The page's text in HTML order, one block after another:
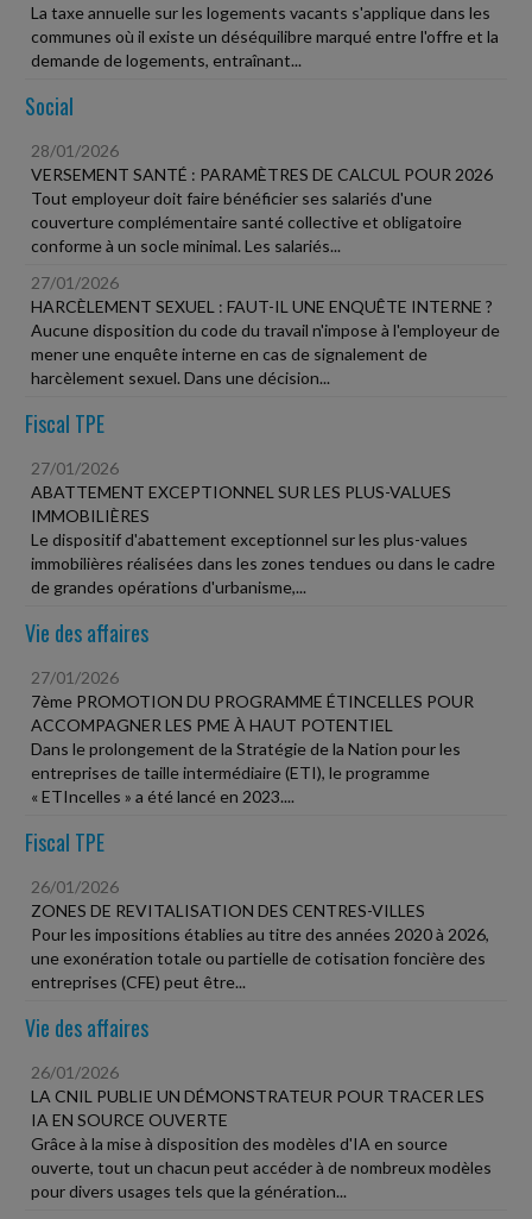
La taxe annuelle sur les logements vacants s'applique dans les
communes où il existe un déséquilibre marqué entre l'offre et la
demande de logements, entraînant...
Social
28/01/2026
VERSEMENT SANTÉ : PARAMÈTRES DE CALCUL POUR 2026
Tout employeur doit faire bénéficier ses salariés d'une
couverture complémentaire santé collective et obligatoire
conforme à un socle minimal. Les salariés...
27/01/2026
HARCÈLEMENT SEXUEL : FAUT-IL UNE ENQUÊTE INTERNE ?
Aucune disposition du code du travail n'impose à l'employeur de
mener une enquête interne en cas de signalement de
harcèlement sexuel. Dans une décision...
Fiscal TPE
27/01/2026
ABATTEMENT EXCEPTIONNEL SUR LES PLUS-VALUES
IMMOBILIÈRES
Le dispositif d'abattement exceptionnel sur les plus-values
immobilières réalisées dans les zones tendues ou dans le cadre
de grandes opérations d'urbanisme,...
Vie des affaires
27/01/2026
7ème PROMOTION DU PROGRAMME ÉTINCELLES POUR
ACCOMPAGNER LES PME À HAUT POTENTIEL
Dans le prolongement de la Stratégie de la Nation pour les
entreprises de taille intermédiaire (ETI), le programme
« ETIncelles » a été lancé en 2023....
Fiscal TPE
26/01/2026
ZONES DE REVITALISATION DES CENTRES-VILLES
Pour les impositions établies au titre des années 2020 à 2026,
une exonération totale ou partielle de cotisation foncière des
entreprises (CFE) peut être...
Vie des affaires
26/01/2026
LA CNIL PUBLIE UN DÉMONSTRATEUR POUR TRACER LES
IA EN SOURCE OUVERTE
Grâce à la mise à disposition des modèles d'IA en source
ouverte, tout un chacun peut accéder à de nombreux modèles
pour divers usages tels que la génération...